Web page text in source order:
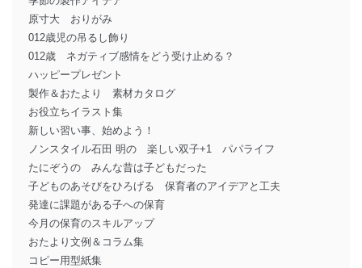
原寸大 おりがみ
012歳児の吊るし飾り
012歳 ネガティブ感情をどう受け止める？
ハッピープレゼント
製作＆おたより 素材カタログ
お役立ちイラスト集
新しい習い事、始めよう！
ノンスタイル石田 明の 楽しい双子+1 パパライフ
たにぞうの みんな昔は子どもだった
子どものあそびをひろげる 保育者のアイデアと工夫
発達に課題がある子への保育
今月の保育のスキルアップ
おたより文例＆コラム集
コピー用型紙集